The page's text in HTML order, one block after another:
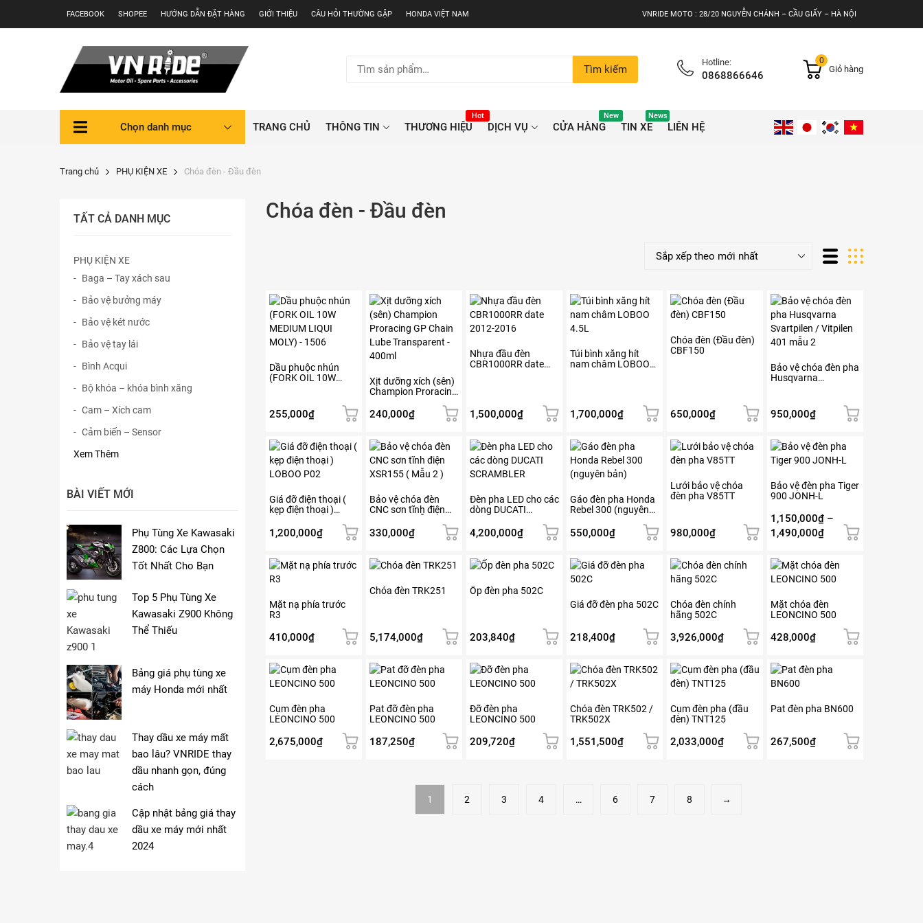
FACEBOOK SHOPEE HƯỚNG DẪN ĐẶT HÀNG GIỚI THIỆU CÂU HỎI THƯỜNG GẶP HONDA VIỆT NAM VNRIDE MOTO : 28/20 NGUYỄN CHÁNH – CẦU GIẤY – HÀ NỘI
kiếm:
Tìm kiếm
Hotline:
0868866646
0
Giỏ hàng
Chọn danh mục TRANG CHỦ THÔNG TIN THƯƠNG HIỆU
Hot
DỊCH VỤ CỬA HÀNG
New
TIN XE
News
LIÊN HỆ
Trang chủ PHỤ KIỆN XE Chóa đèn - Đầu đèn
TẤT CẢ DANH MỤC
PHỤ KIỆN XE
Baga – Tay xách sau
Bảo vệ bưởng máy
Bảo vệ két nước
Bảo vệ tay lái
Bình Acqui
Bộ khóa – khóa bình xăng
Cam – Xích cam
Cảm biến – Sensor
Xem Thêm
BÀI VIẾT MỚI
Phụ Tùng Xe Kawasaki
Z800: Các Lựa Chọn
Tốt Nhất Cho Bạn
Top 5 Phụ Tùng Xe
Kawasaki Z900 Không
Thể Thiếu
Bảng giá phụ tùng xe
máy Honda mới nhất
Thay dầu xe máy mất
bao lâu? VNRIDE thay
dầu nhanh gọn, đúng
cách
Cập nhật bảng giá thay
dầu xe máy mới nhất
2024
Chóa đèn - Đầu đèn
Dầu phuộc nhún
(FORK OIL 10W
255,000₫
Xịt dưỡng xích (sên)
Champion Proracing
Transparent – 400ml
240,000₫
Nhựa đầu đèn
CBR1000RR date
1,500,000₫
Túi bình xăng hít
nam châm LOBOO
1,700,000₫
Chóa đèn (Đầu đèn)
CBF150
650,000₫
Bảo vệ chóa đèn pha
Husqvarna
950,000₫
Giá đỡ điện thoại (
kẹp điện thoại )
1,200,000₫
Sản
phẩm
này
nhiều
biến
Các
chọn
có
được
chọn
trên
sản
phẩm
Bảo vệ chóa đèn
CNC sơn tĩnh điện
330,000₫
Đèn pha LED cho các
dòng DUCATI
4,200,000₫
Gáo đèn pha Honda
Rebel 300 (nguyên
550,000₫
Lưới bảo vệ chóa
đèn pha V85TT
980,000₫
Bảo vệ đèn pha Tiger
900 JONH-L
1,150,000₫ –
1,490,000₫Khoảng
từ
1,150,000₫
1,490,000₫
Sản
phẩm
có
nhiều
thể.
Các
chọn
có
được
chọn
trên
sản
phẩm
Mặt nạ phía trước
R3
410,000₫
Chóa đèn TRK251
5,174,000₫
Ốp đèn pha 502C
203,840₫
Giá đỡ đèn pha 502C
218,400₫
Chóa đèn chính
hãng 502C
3,926,000₫
Mặt chóa đèn
LEONCINO 500
428,000₫
Cụm đèn pha
LEONCINO 500
2,675,000₫
Pat đỡ đèn pha
LEONCINO 500
187,250₫
Đỡ đèn pha
LEONCINO 500
209,720₫
Chóa đèn TRK502 /
TRK502X
1,551,500₫
Cụm đèn pha (đầu
đèn) TNT125
2,033,000₫
Pat đèn pha BN600
267,500₫
1 2 3 4 … 6 7 8 →